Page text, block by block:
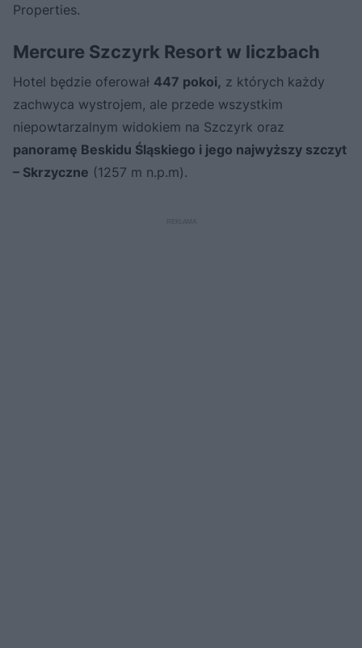
Properties.
Mercure Szczyrk Resort w liczbach
Hotel będzie oferował 447 pokoi, z których każdy
zachwyca wystrojem, ale przede wszystkim
niepowtarzalnym widokiem na Szczyrk oraz
panoramę Beskidu Śląskiego i jego najwyższy szczyt
– Skrzyczne (1257 m n.p.m).